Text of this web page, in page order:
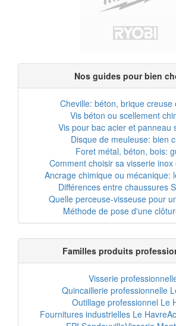
Nos guides pour bien
Cheville: béton, brique creuse
Vis béton ou scellement
Vis pour bac acier et panneau
Disque de meuleuse: bien
Foret métal, béton, bois:
Comment choisir sa visserie
Ancrage chimique ou mécanique:
Différences entre chaussures
Quelle perceuse-visseuse pour
Méthode de pose d'une
Familles produits
Visserie
Quincaillerie professionnelle
Outillage professionnel Le
Fournitures industrielles Le Havre